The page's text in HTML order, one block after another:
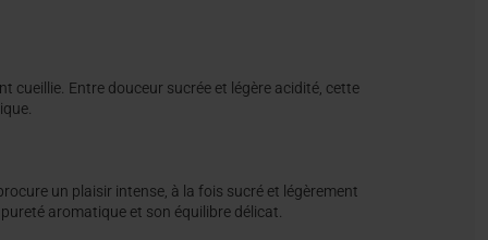
cueillie. Entre douceur sucrée et légère acidité, cette
un plaisir intense, à la fois sucré et légèrement
aromatique et son équilibre délicat.